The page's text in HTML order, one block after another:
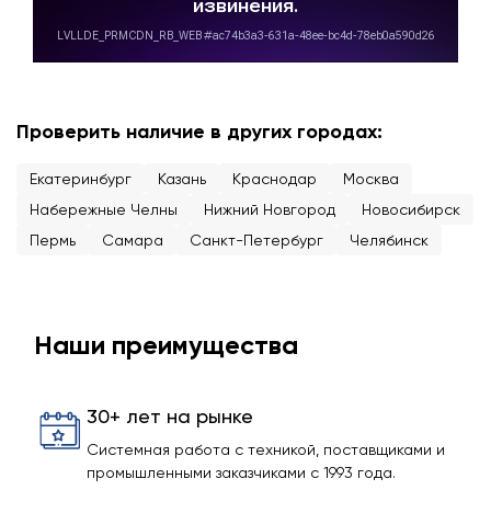
Проверить наличие в других городах:
Екатеринбург Казань Краснодар
Москва
Набережные Челны
Нижний Новгород
Новосибирск
Пермь
Самара Санкт-Петербург Челябинск
Наши преимущества
30+ лет на рынке
Системная работа с техникой, поставщиками и
промышленными заказчиками с 1993 года.